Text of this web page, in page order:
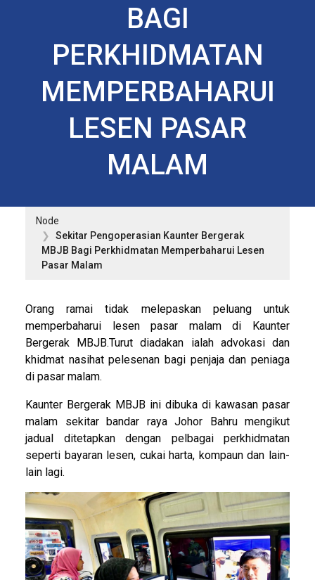
BAGI
PERKHIDMATAN
MEMPERBAHARUI
LESEN PASAR
MALAM
Node
Sekitar Pengoperasian Kaunter Bergerak
MBJB Bagi Perkhidmatan Memperbaharui Lesen
Pasar Malam
Orang ramai tidak melepaskan peluang untuk
memperbaharui lesen pasar malam di Kaunter
Bergerak MBJB.Turut diadakan ialah advokasi dan
khidmat nasihat pelesenan bagi penjaja dan peniaga
di pasar malam.
Kaunter Bergerak MBJB ini dibuka di kawasan pasar
malam sekitar bandar raya Johor Bahru mengikut
jadual ditetapkan dengan pelbagai perkhidmatan
seperti bayaran lesen, cukai harta, kompaun dan lain-
lain lagi.